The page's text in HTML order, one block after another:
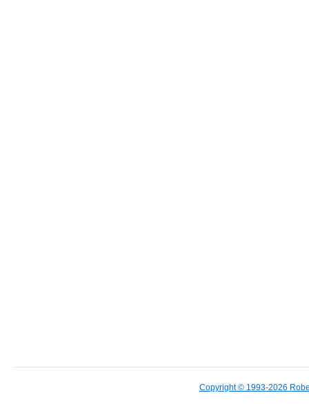
Copyright © 1993-2026